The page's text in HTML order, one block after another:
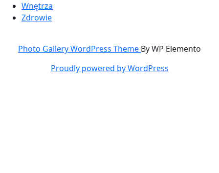
Wnętrza
Zdrowie
Photo Gallery WordPress Theme By WP Elemento
Proudly powered by WordPress